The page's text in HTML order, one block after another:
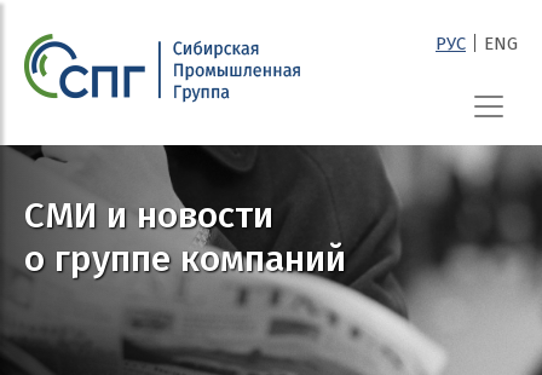
РУС ENG
СМИ и новости
о группе компаний